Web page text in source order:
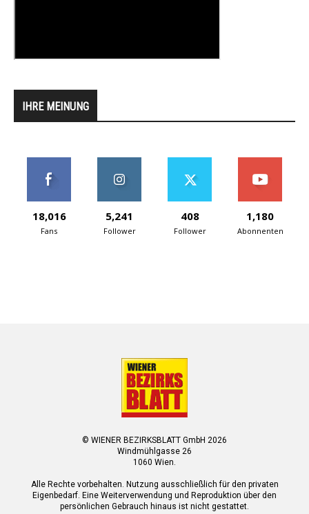
IHRE MEINUNG
18,016
Fans
5,241
Follower
408
Follower
1,180
Abonnenten
© WIENER BEZIRKSBLATT GmbH 2026
Windmühlgasse 26
1060 Wien.
Alle Rechte vorbehalten. Nutzung ausschließlich für den privaten
Eigenbedarf. Eine Weiterverwendung und Reproduktion über den
persönlichen Gebrauch hinaus ist nicht gestattet.